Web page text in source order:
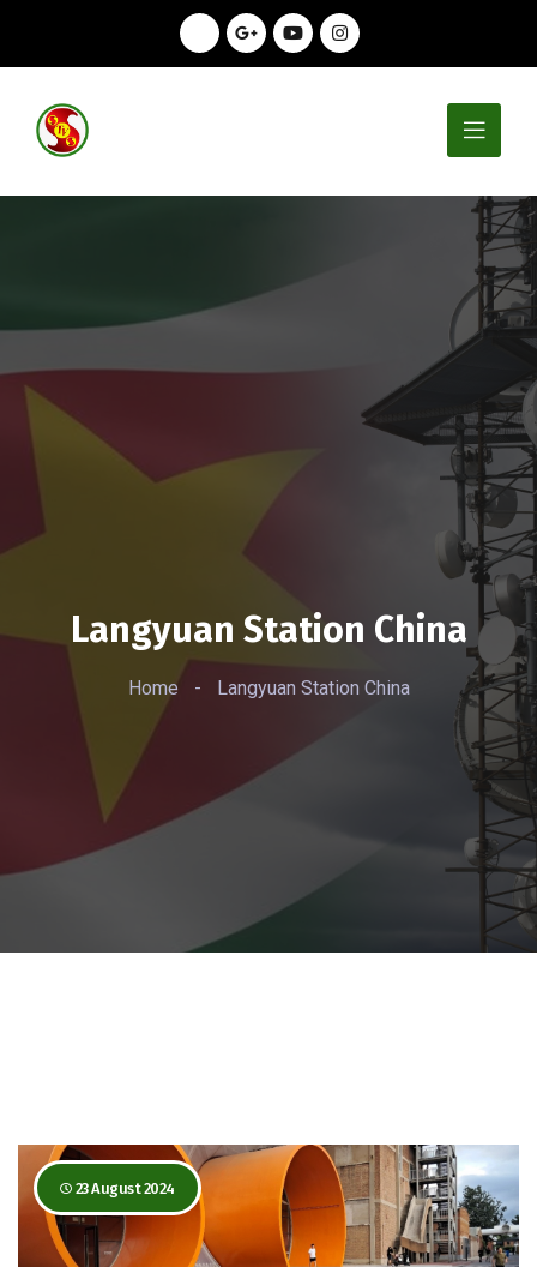
Langyuan Station China
Home - Langyuan Station China
23 August 2024